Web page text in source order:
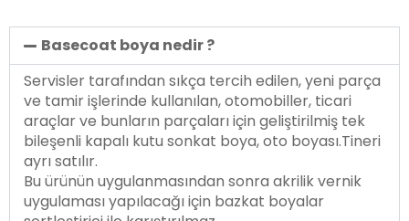
Basecoat boya nedir ?
Servisler tarafından sıkça tercih edilen, yeni parça
ve tamir işlerinde kullanılan, otomobiller, ticari
araçlar ve bunların parçaları için geliştirilmiş tek
bileşenli kapalı kutu sonkat boya, oto boyası.Tineri
ayrı satılır.
Bu ürünün uygulanmasından sonra akrilik vernik
uygulaması yapılacağı için bazkat boyalar